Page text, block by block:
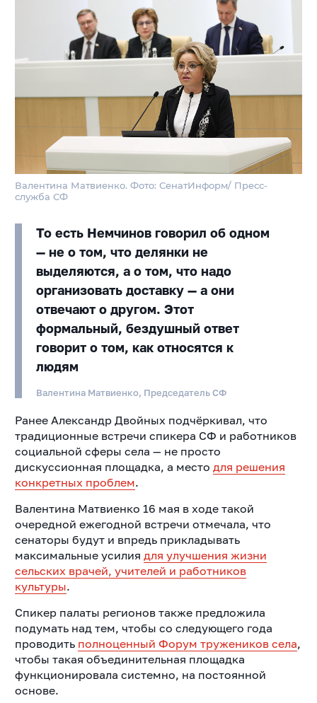
Валентина Матвиенко. Фото: СенатИнформ/ Пресс-
служба СФ
То есть Немчинов говорил об одном
— не о том, что делянки не
выделяются, а о том, что надо
организовать доставку — а они
отвечают о другом. Этот
формальный, бездушный ответ
говорит о том, как относятся к
людям
Валентина Матвиенко, Председатель СФ
Ранее Александр Двойных подчёркивал, что
традиционные встречи спикера СФ и работников
социальной сферы села — не просто
дискуссионная площадка, а место для решения
конкретных проблем.
Валентина Матвиенко 16 мая в ходе такой
очередной ежегодной встречи отмечала, что
сенаторы будут и впредь прикладывать
максимальные усилия для улучшения жизни
сельских врачей, учителей и работников
культуры.
Спикер палаты регионов также предложила
подумать над тем, чтобы со следующего года
проводить полноценный Форум тружеников села,
чтобы такая объединительная площадка
функционировала системно, на постоянной
основе.